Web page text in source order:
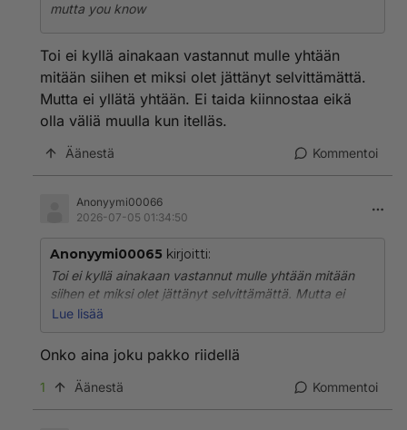
mutta you know
Toi ei kyllä ainakaan vastannut mulle yhtään
mitään siihen et miksi olet jättänyt selvittämättä.
Mutta ei yllätä yhtään. Ei taida kiinnostaa eikä
olla väliä muulla kun itelläs.
Äänestä Kommentoi
Anonyymi00066
2026-07-05 01:34:50
Anonyymi00065 kirjoitti:
Toi ei kyllä ainakaan vastannut mulle yhtään mitään
siihen et miksi olet jättänyt selvittämättä. Mutta ei
yllätä yhtään. Ei taida kiinnostaa eikä olla väliä muulla
Lue lisää
Onko aina joku pakko riidellä
1 Äänestä Kommentoi